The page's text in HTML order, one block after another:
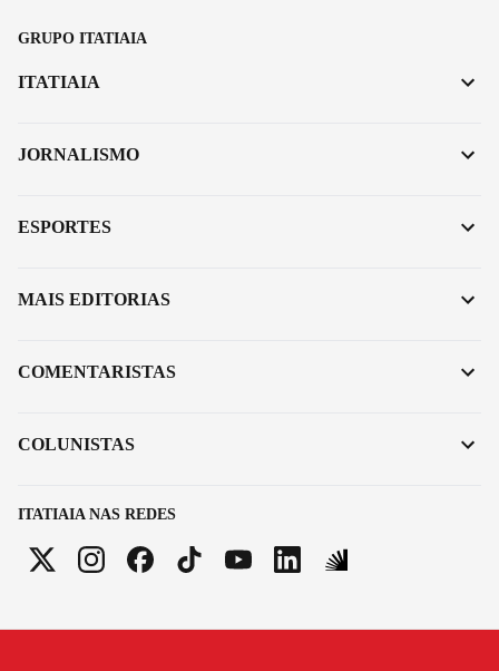
GRUPO ITATIAIA
ITATIAIA NAS REDES
ITATIAIA
JORNALISMO
ESPORTES
MAIS EDITORIAS
COMENTARISTAS
COLUNISTAS